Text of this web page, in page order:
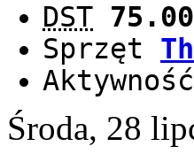
DST 75.00
Sprzęt
Aktywność
Środa, 28